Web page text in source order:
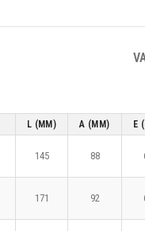
L (MM) A (MM) E
145 88
171 92